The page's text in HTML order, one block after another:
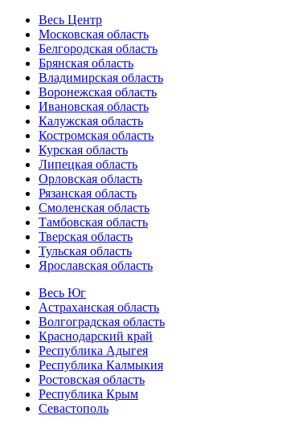
Весь Центр
Московская область
Белгородская область
Брянская область
Владимирская область
Воронежская область
Ивановская область
Калужская область
Костромская область
Курская область
Липецкая область
Орловская область
Рязанская область
Смоленская область
Тамбовская область
Тверская область
Тульская область
Ярославская область
Весь Юг
Астраханская область
Волгоградская область
Краснодарский край
Республика Адыгея
Республика Калмыкия
Ростовская область
Республика Крым
Севастополь